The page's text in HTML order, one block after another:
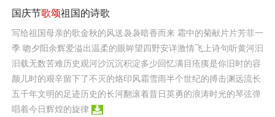
国庆节歌颂祖国的诗歌
写给祖国母亲的歌金秋的风送袅袅暗香而来 霜中的菊献片片芳菲一
季 吻夕阳余辉爱溢出温柔的眼眸望四野安详激情飞上诗句听黄河汩
汩载无数苦难历史观河沙沉沉积淀多少回忆满目疮痍是你旧时的容
颜儿时的艰辛留下了不灭的烙印风霜雪雨半个世纪的搏击渊远流长
五千年文明的足迹历史的长河翻滚着昔日英勇的浪涛时光的琴弦弹
唱着今日辉煌的旋律